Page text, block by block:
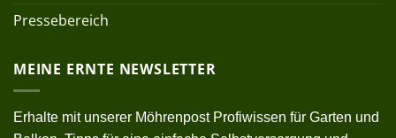
Pressebereich
MEINE ERNTE NEWSLETTER
Erhalte mit unserer Möhrenpost Profiwissen für Garten und